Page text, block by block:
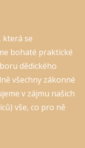
která se
bohaté praktické
dědického
všechny zákonné
v zájmu našich
vše, co pro ně